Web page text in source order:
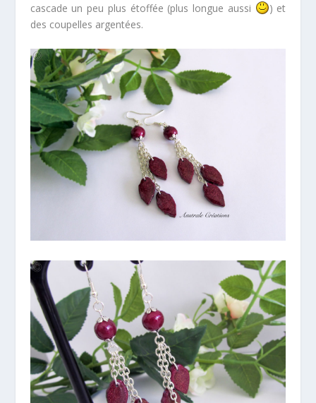
cascade un peu plus étoffée (plus longue aussi
) et
des coupelles argentées.